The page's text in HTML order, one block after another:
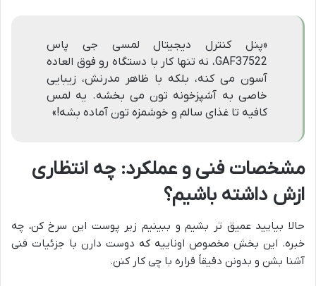
«پنل کنترل دیجیتال لمسی جی پاس
GAF37522، نه تنها کار با دستگاه رو فوق العاده
آسون می کنه، بلکه با ظاهر مدرنش، زیبایی
خاصی به آشپزخونه تون می بخشه. یه لمس
کافیه تا غذای سالم و خوشمزه تون آماده بشه!»
مشخصات فنی و عملکرد: چه انتظاری
ازش داشته باشیم؟
حالا بیایید عمیق تر بشیم و ببینیم زیر پوست این سرخ کن، چه
خبره. این بخش مخصوص اوناییه که دوست دارن با جزئیات فنی
آشنا بشن و بدونن دقیقاً قراره با چی کار کنن.